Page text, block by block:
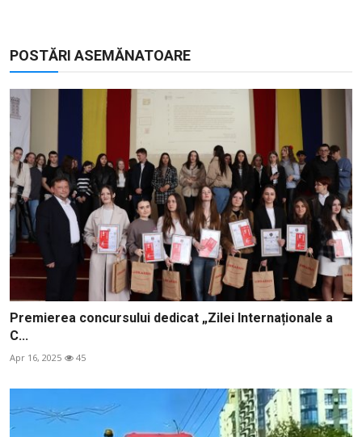
POSTĂRI ASEMĂNATOARE
Premierea concursului dedicat „Zilei Internaționale a
C...
Apr 16, 2025 45